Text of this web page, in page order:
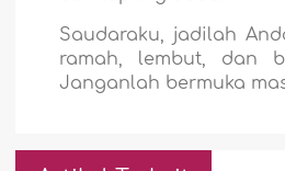
Saudaraku, jadilah
ramah, lembut, dan
Janganlah bermuka